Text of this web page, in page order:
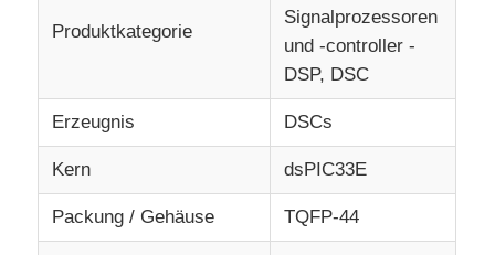
Über uns
Werksbesichtigung
Qualitätskontrolle
Kontakt mit uns
Produktkategorie
Signalprozessoren
und -controller -
DSP, DSC
Erzeugnis DSCs
Kern dsPIC33E
Packung / Gehäuse TQFP-44